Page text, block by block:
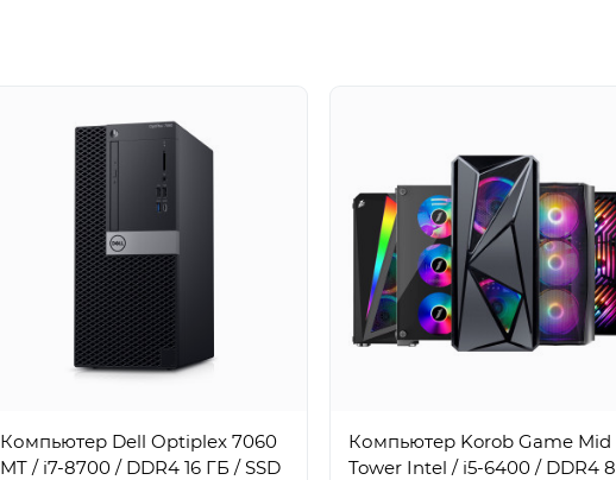
Компьютер Dell Optiplex 7060
MT / i7-8700 / DDR4 16 ГБ / SSD
Компьютер Korob Game Mid
Tower Intel / i5-6400 / DDR4 8